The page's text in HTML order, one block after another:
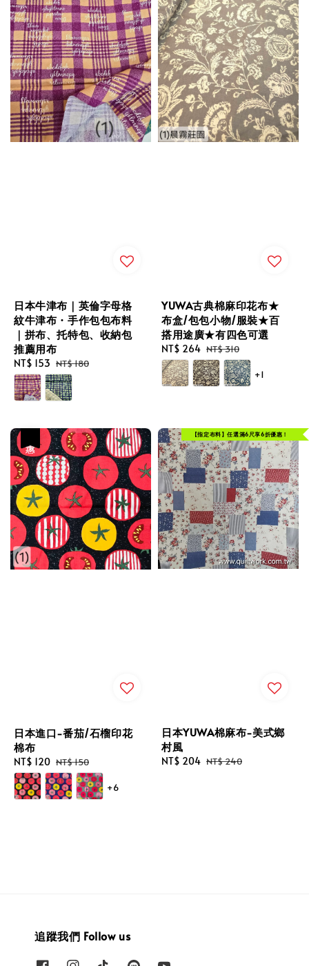
日本牛津布｜英倫字母格
紋牛津布・手作包包布料
｜拼布、托特包、收納包
推薦用布
Sale
price
NT$ 153 Regular
price
NT$ 180
YUWA古典棉麻印花布★
布盒/包包小物/服裝★百
搭用途廣★有四色可選
Sale
price
NT$ 264 Regular
price
NT$ 310
+1
日本進口-番茄/石榴印花
棉布
Sale
price
NT$ 120 Regular
price
NT$ 150
+6
【指定布料】任選滿6尺享6折優惠！
日本YUWA棉麻布-美式鄉
村風
Sale
NT$ 204 Regular
NT$ 240
追蹤我們 Follow us